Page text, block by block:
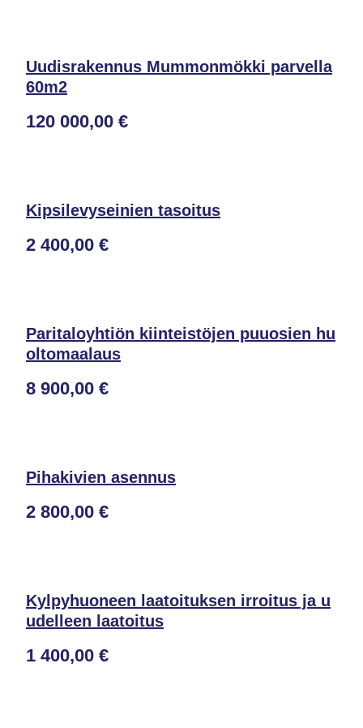
Uudisrakennus Mummonmökki parvella
60m2
120 000,00 €
Kipsilevyseinien tasoitus
2 400,00 €
Paritaloyhtiön kiinteistöjen puuosien hu
oltomaalaus
8 900,00 €
Pihakivien asennus
2 800,00 €
Kylpyhuoneen laatoituksen irroitus ja u
udelleen laatoitus
1 400,00 €